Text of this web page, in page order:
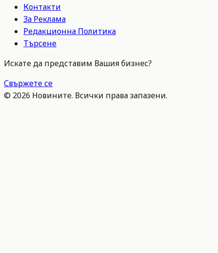
Контакти
За Реклама
Редакционна Политика
Търсене
Искате да представим Вашия бизнес?
Свържете се
© 2026 Новините. Всички права запазени.